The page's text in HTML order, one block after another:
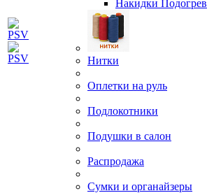
Накидки Подогрев
Нитки
Оплетки на руль
Подлокотники
Подушки в салон
Распродажа
Сумки и органайзеры